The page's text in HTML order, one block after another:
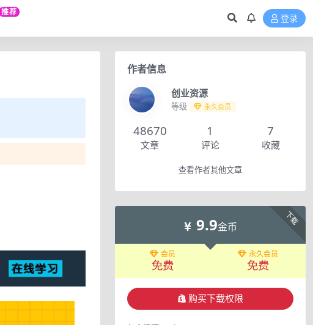
推荐
登录
作者信息
创业资源
等级 永久会员
48670
文章
1
评论
7
收藏
查看作者其他文章
下载
9.9金币
会员
免费
永久会员
免费
购买下载权限